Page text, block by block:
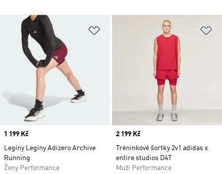
Přidat do seznamu přání
Price
1 199 Kč
Legíny Legíny Adizero Archive
Running
Ženy Performance
Price
2 199 Kč
Tréninkové šortky 2v1 adidas x
entire studios D4T
Muži Performance